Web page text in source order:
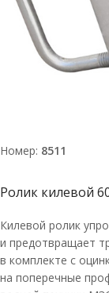
Номер: 8511
Ролик килевой
Килевой ролик
и предотвращает
в комплекте с
на поперечные